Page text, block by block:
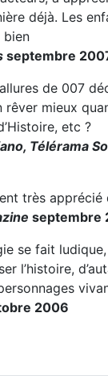
déjà. Les
bien
septembre
de 007
rêver mieux
etc ?
Télérama
très apprécié
septembre
se fait
l’histoire,
2006